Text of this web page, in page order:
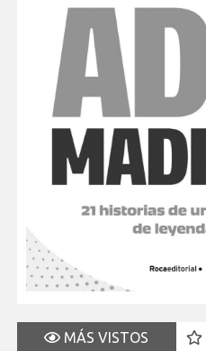
MÁS VISTOS